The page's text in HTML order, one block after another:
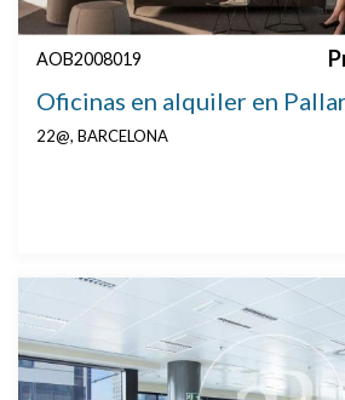
AOB2008019
Oficinas en alquiler en
22@, BARCELONA